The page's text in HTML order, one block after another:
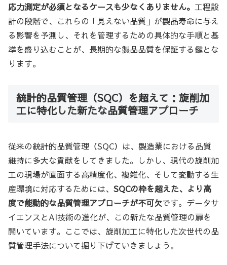
応力測定が必須となるケースも少なくありません。 工程設
計の段階で、これらの「見えない品質」が製品寿命に与え
る影響を予測し、それを管理するための具体的な手順と基
準を盛り込むことが、長期的な製品品質を保証する鍵とな
ります。
統計的品質管理（SQC）を超えて：旋削加
工に特化した新たな品質管理アプローチ
従来の統計的品質管理（SQC）は、製造業における品質
維持に多大な貢献をしてきました。しかし、現代の旋削加
工の現場が直面する高精度化、複雑化、そして変動する生
産環境に対応するためには、 SQCの枠を超えた、より高
度で能動的な品質管理アプローチが不可欠です。データサ
イエンスとAI技術の進化が、この新たな品質管理の扉を
開いています。ここでは、旋削加工に特化した次世代の品
質管理手法について掘り下げていきましょう。